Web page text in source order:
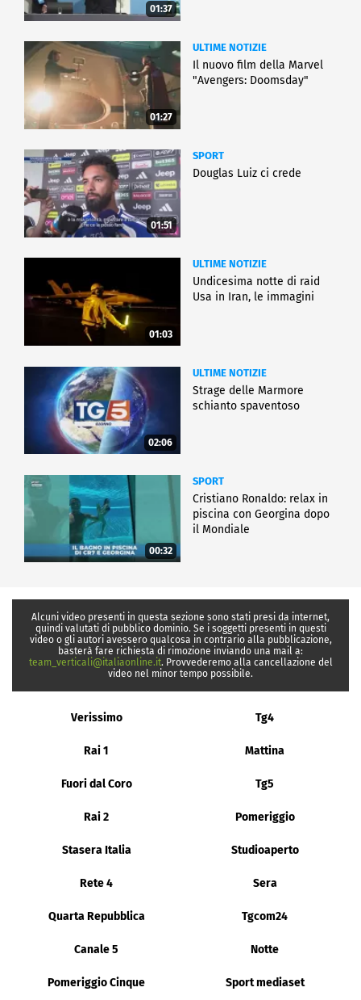
01:37
01:27
ULTIME NOTIZIE
Il nuovo film della Marvel
"Avengers: Doomsday"
01:51
SPORT
Douglas Luiz ci crede
01:03
ULTIME NOTIZIE
Undicesima notte di raid
Usa in Iran, le immagini
02:06
ULTIME NOTIZIE
Strage delle Marmore
schianto spaventoso
00:32
SPORT
Cristiano Ronaldo: relax in
piscina con Georgina dopo
il Mondiale
Alcuni video presenti in questa sezione sono stati presi da internet,
quindi valutati di pubblico dominio. Se i soggetti presenti in questi
video o gli autori avessero qualcosa in contrario alla pubblicazione,
basterà fare richiesta di rimozione inviando una mail a:
team_verticali@italiaonline.it. Provvederemo alla cancellazione del
video nel minor tempo possibile.
Verissimo Tg4
Rai 1 Mattina
Fuori dal Coro Tg5
Rai 2 Pomeriggio
Stasera Italia Studioaperto
Rete 4 Sera
Quarta Repubblica Tgcom24
Canale 5 Notte
Pomeriggio Cinque Sport mediaset